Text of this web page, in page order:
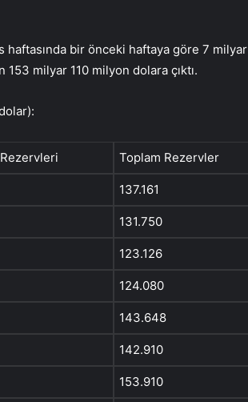
haftasında bir önceki haftaya göre 7 milyar
milyar 110 milyon dolara çıktı.
Toplam Rezervler
137.161
131.750
123.126
124.080
143.648
142.910
153.910